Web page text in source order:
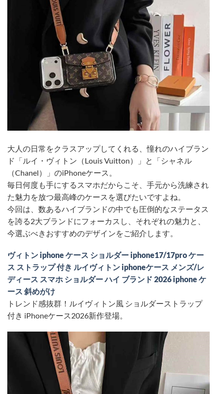
大人の日常をクラスアップしてくれる、憧れのハイブラン
ド「ルイ・ヴィトン（Louis Vuitton）」と「シャネル
（Chanel）」のiPhoneケース。
毎日何度も手にするスマホだからこそ、手元から洗練され
た魅力を放つ最高峰のケースを選びたいですよね。
今回は、数あるハイブランドの中でも圧倒的なステータス
を誇る2大ブランドにフォーカスし、それぞれの魅力と、
今選ぶべきおすすめのデザインをご紹介します。
ヴィトン iphone ケース ショルダー iphone17/17pro ケー
ス ストラップ 付き ルイヴィトン iphoneケース メンズ/レ
ディース スマホ ショルダー ハイ ブランド 2026 iphone ケ
ース 斜めがけ
トレンド感抜群！ルイヴィトン風 ショルダーストラップ
付き iPhoneケース2026新作登場。